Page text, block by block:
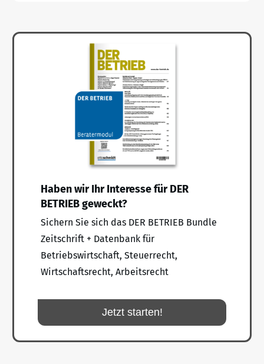
Haben wir Ihr Interesse für DER
BETRIEB geweckt?
Sichern Sie sich das DER BETRIEB Bundle
Zeitschrift + Datenbank für
Betriebswirtschaft, Steuerrecht,
Wirtschaftsrecht, Arbeitsrecht
Jetzt starten!